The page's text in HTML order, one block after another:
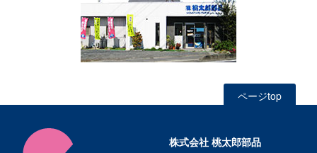
ページtop
株式会社 桃太郎部品